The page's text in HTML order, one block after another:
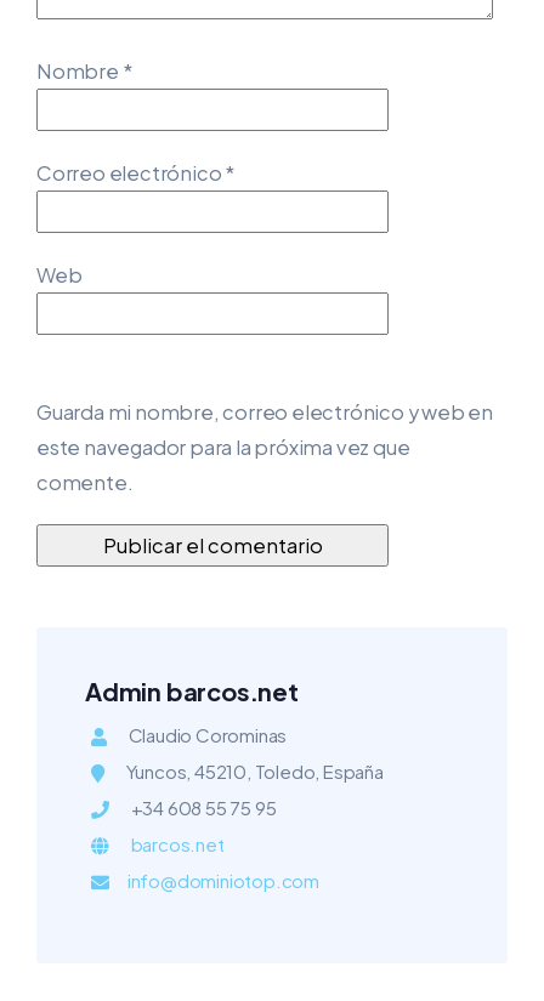
Nombre *
Correo electrónico*
Web
Guarda mi nombre, correo electrónico y web en
este navegador para la próxima vez que
comente.
Admin barcos.net
Claudio Corominas
Yuncos, 45210, Toledo, España
+34 608 55 75 95
barcos.net
info@dominiotop.com